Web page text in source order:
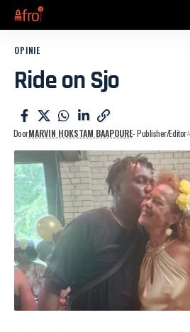
OPINIE
Ride on Sjo
DoorMARVIN HOKSTAM BAAPOURE- Publisher/Editor